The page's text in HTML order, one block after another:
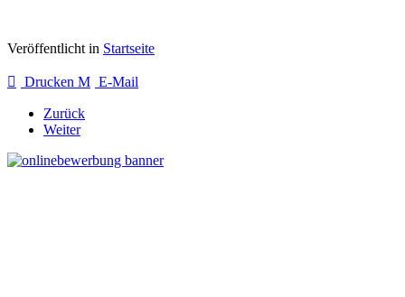
Veröffentlicht in Startseite
Drucken E-Mail
Zurück
Weiter